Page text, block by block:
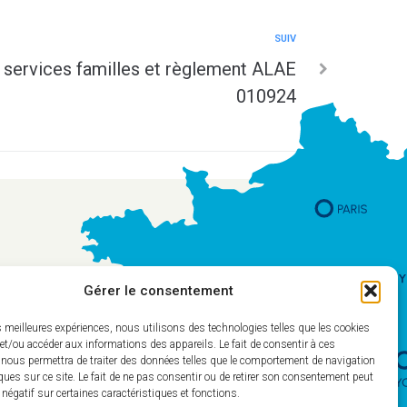
Gérer le consentement
meilleures expériences, nous utilisons des technologies telles que les cookies
ou accéder aux informations des appareils. Le fait de consentir à ces
permettra de traiter des données telles que le comportement de navigation
sur ce site. Le fait de ne pas consentir ou de retirer son consentement peut
négatif sur certaines caractéristiques et fonctions.
SUIV
familles et règlement ALAE
010924